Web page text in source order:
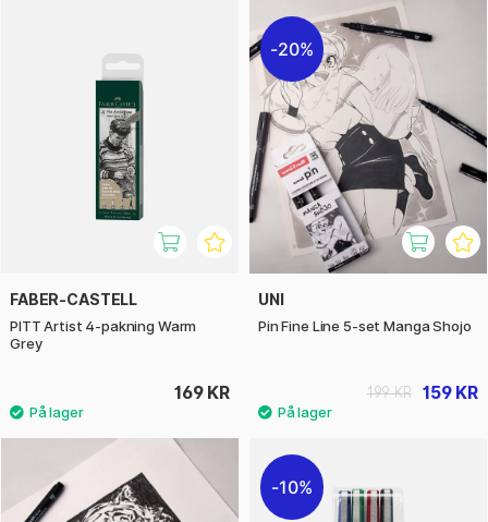
FABER-CASTELL
PITT Artist 4-pakning Warm
Grey
169 KR
20%
UNI
Pin Fine Line 5-set Manga Shojo
159 KR
199 KR
10%